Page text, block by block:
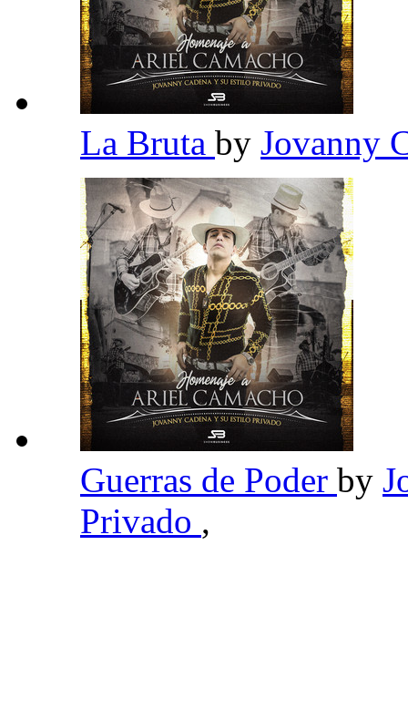
La Bruta by Jovanny
Guerras de Poder by
Privado ,